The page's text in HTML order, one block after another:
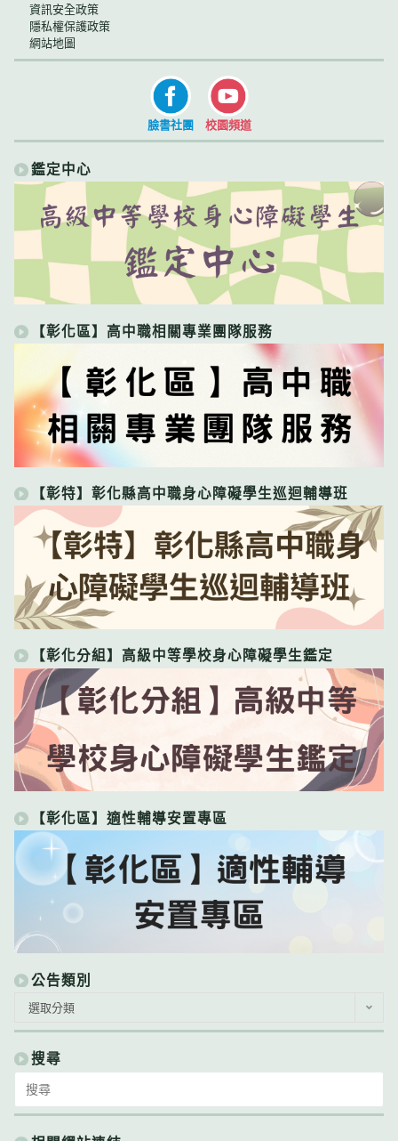
資訊安全政策
隱私權保護政策
網站地圖
臉書社團 校園頻道
鑑定中心
【彰化區】高中職相關專業團隊服務
【彰特】彰化縣高中職身心障礙學生巡迴輔導班
【彰化分組】高級中等學校身心障礙學生鑑定
【彰化區】適性輔導安置專區
公告類別
類
別
選取分類
搜尋
for: